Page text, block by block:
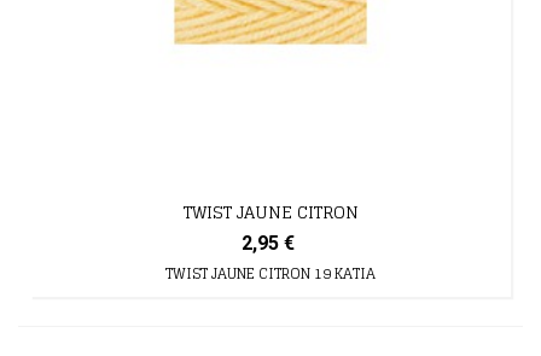
TWIST JAUNE CITRON
2,95 €
TWIST JAUNE CITRON 19 KATIA